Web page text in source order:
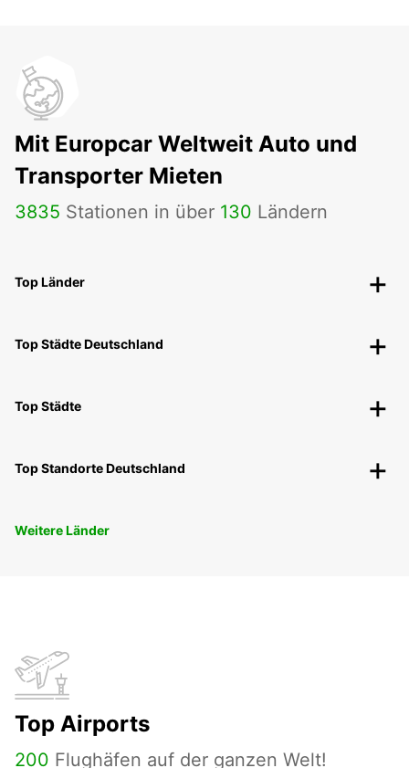
Mit Europcar Weltweit Auto und
Transporter Mieten
3835 Stationen in über 130 Ländern
Top Länder
Top Städte Deutschland
Top Städte
Top Standorte Deutschland
Weitere Länder
Top Airports
200 Flughäfen auf der ganzen Welt!